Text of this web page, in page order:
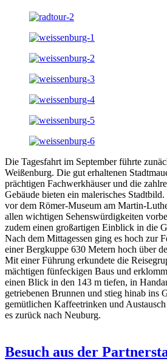
Die Tagesfahrt im September führte
Weißenburg. Die gut erhaltenen
prächtigen Fachwerkhäuser und die
Gebäude bieten ein malerisches
vor dem Römer-Museum am Martin-
allen wichtigen Sehenswürdigkeiten
zudem einen großartigen Einblick in die
Nach dem Mittagessen ging es hoch zur
einer Bergkuppe 630 Metern hoch über
Mit einer Führung erkundete die
mächtigen fünfeckigen Baus und
einen Blick in den 143 m tiefen, in
getriebenen Brunnen und stieg hinab ins
gemütlichen Kaffeetrinken und
es zurück nach Neuburg.
Besuch aus der